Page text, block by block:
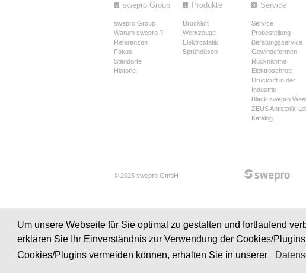
Um unsere Webseite für Sie optimal zu gestalten und fortlaufend
erklären Sie Ihr Einverständnis zur Verwendung der Cookies/
Cookies/Plugins vermeiden können, erhalten Sie in unserer
swepro Group
swepro Group
Warum swepro ?
Referenzen
Fokus
Standorte
Historie
Produkte
Druckluft
Werkzeuge
Elektrostatik
Sprühdüsen
Service
Service
Probestellung
Beratungsservice
Gewindeformen
Rücknahme
Elektroschrott
Druckluft in der
Industrie
Black swepro
ZEUS Antistatik-
Katalog
© 2025 swepro GmbH